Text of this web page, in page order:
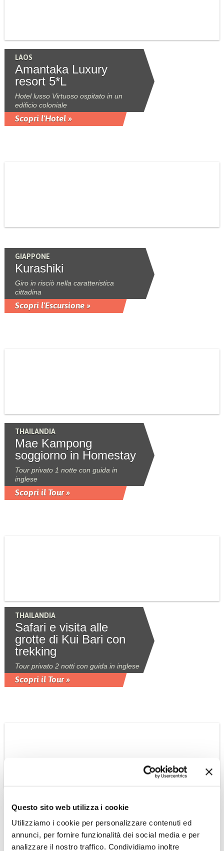
Questo sito web utilizza i cookie
Utilizziamo i cookie per personalizzare contenuti ed
annunci, per fornire funzionalità dei social media e per
analizzare il nostro traffico. Condividiamo inoltre
LAOS
Amantaka Luxury
resort 5*L
Hotel lusso Virtuoso ospitato in un
edificio coloniale
Scopri l'Hotel »
GIAPPONE
Kurashiki
Giro in risciò nella caratteristica
cittadina
Scopri l'Escursione »
THAILANDIA
Mae Kampong
soggiorno in Homestay
Tour privato 1 notte con guida in
inglese
Scopri il Tour »
THAILANDIA
Safari e visita alle
grotte di Kui Bari con
trekking
Tour privato 2 notti con guida in inglese
Scopri il Tour »
Tour ai parchi della
Thailandia del sud da
Bangkok a Khao Sok